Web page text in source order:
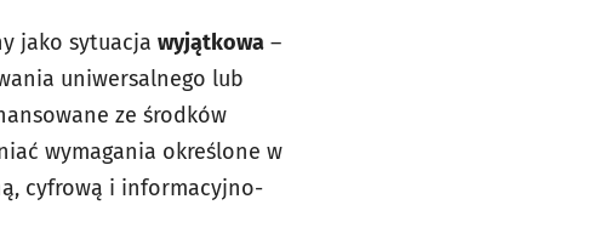
jako sytuacja wyjątkowa –
uniwersalnego lub
ze środków
wymagania określone w
cyfrową i informacyjno-